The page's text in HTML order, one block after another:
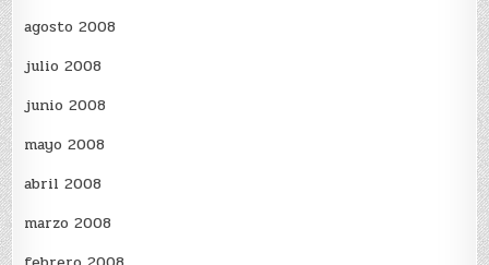
agosto 2008
julio 2008
junio 2008
mayo 2008
abril 2008
marzo 2008